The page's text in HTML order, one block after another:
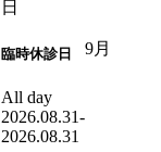
日
臨時休診日
All day
2026.08.31-
2026.08.31
9月